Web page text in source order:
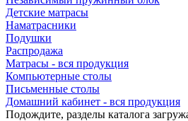
Детские матрасы
Наматрасники
Подушки
Распродажа
Матрасы - вся продукция
Компьютерные столы
Письменные столы
Домашний кабинет - вся продукция
Подождите, разделы каталога